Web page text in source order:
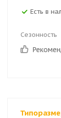
Есть в
Сезонность